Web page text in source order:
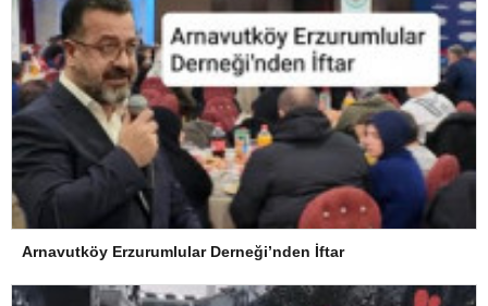
Arnavutköy Erzurumlular Derneği’nden İftar